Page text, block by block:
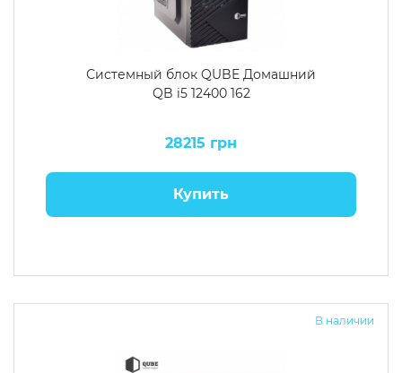
Системный блок QUBE Домашний
QB i5 12400 162
28215 грн
Купить
В наличии